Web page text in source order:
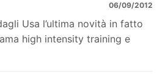
06/09/2012
Usa l’ultima novità in fatto
high intensity training e